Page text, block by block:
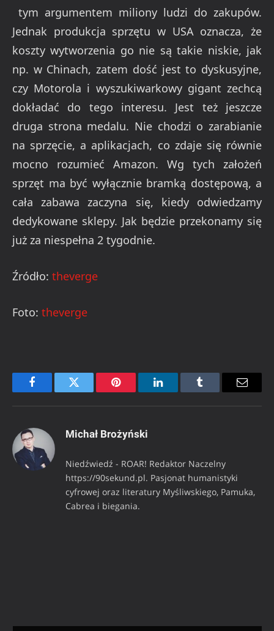
tym argumentem miliony ludzi do zakupów.
Jednak produkcja sprzętu w USA oznacza, że
koszty wytworzenia go nie są takie niskie, jak
np. w Chinach, zatem dość jest to dyskusyjne,
czy Motorola i wyszukiwarkowy gigant zechcą
dokładać do tego interesu. Jest też jeszcze
druga strona medalu. Nie chodzi o zarabianie
na sprzęcie, a aplikacjach, co zdaje się równie
mocno rozumieć Amazon. Wg tych założeń
sprzęt ma być wyłącznie bramką dostępową, a
cała zabawa zaczyna się, kiedy odwiedzamy
dedykowane sklepy. Jak będzie przekonamy się
już za niespełna 2 tygodnie.
Źródło: theverge
Foto: theverge
FacebookTwitter Pinterest LinkedInTumblr Email
Michał Brożyński
Niedźwiedź - ROAR! Redaktor Naczelny
https://90sekund.pl. Pasjonat humanistyki
cyfrowej oraz literatury Myśliwskiego, Pamuka,
Cabrea i biegania.